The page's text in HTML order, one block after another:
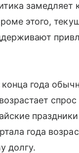
замедляет
этого,
года
года
долгу.